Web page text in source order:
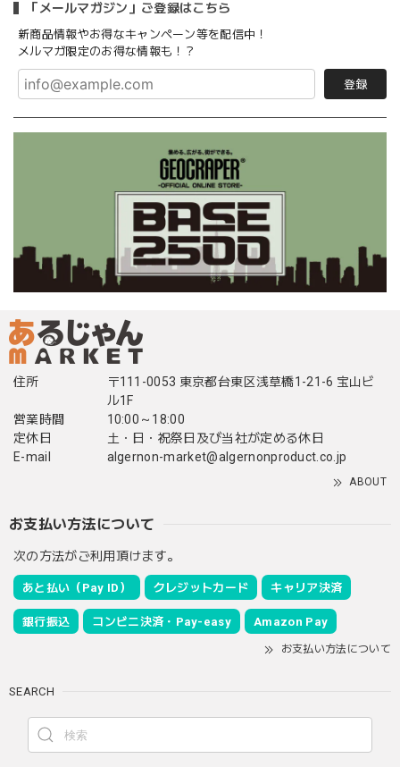
「メールマガジン」ご登録はこちら
新商品情報やお得なキャンペーン等を配信中！
メルマガ限定のお得な情報も！？
登録
住所
〒111-0053 東京都台東区浅草橋1-21-6 宝山ビ
ル1F
営業時間
10:00～18:00
定休日
土・日・祝祭日及び当社が定める休日
E-mail
algernon-market@algernonproduct.co.jp
ABOUT
お支払い方法について
次の方法がご利用頂けます。
あと払い（Pay ID） クレジットカード キャリア決済
銀行振込 コンビニ決済・Pay-easy Amazon Pay
お支払い方法について
SEARCH